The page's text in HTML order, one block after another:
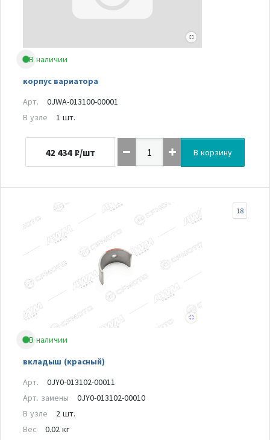
В наличии
корпус вариатора
Арт.
0JWA-013100-00001
В узле
1 шт.
42 434 ₽/шт В корзину
В наличии
вкладыш (красный)
18
Арт.
0JY0-013102-00011
Арт. замены
0JY0-013102-00010
В узле
2 шт.
Вес
0.02 кг